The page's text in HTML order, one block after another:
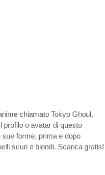
chiamato Tokyo Ghoul.
profilo o avatar di questo
sue forme, prima e dopo
scuri e biondi. Scarica gratis!